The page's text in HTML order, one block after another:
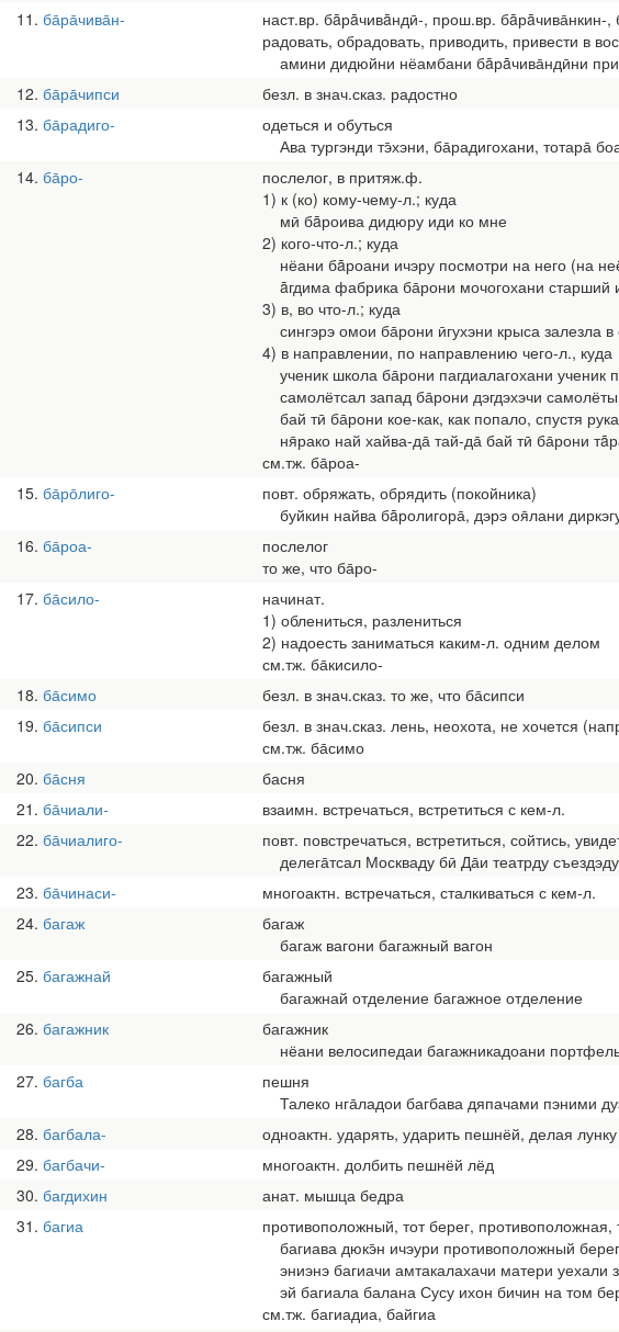
11 ба̄ра̄чива̄н-
наст.вр. бāрāчивāндӣ-, прош.вр. бāрāчива̄нкин-
радовать, обрадовать, приводить, привести в
амини дидюйни нёамбани бāрāчива̄ндӣни
12 ба̄ра̄чипси
безл. в знач.сказ. радостно
13 ба̄радиго-
одеться и обуться
Ава тургэнди тэ̄хэни, ба̄радигохани, тотара̄
14 ба̄ро-
послелог, в притяж.ф.
1) к (ко) кому-чему-л.; куда
мӣ бāроива дидюру иди ко мне
2) кого-что-л.; куда
нёани бāроани ичэру посмотри на него (на
āгдима фабрика ба̄рони мочогохани старший
3) в, во что-л.; куда
сингэрэ омои ба̄рони ӣгухэни крыса залезла
4) в направлении, по направлению чего-л., куда
ученик школа ба̄рони пагдиалагохани ученик
самолётсал запад ба̄рони дэгдэхэчи
бай тӣ ба̄рони кое-как, как попало, спустя
ня̄рако най хайва-да̄ тай-да̄ бай тӣ ба̄рони
см.тж. ба̄роа-
15 ба̄ро̄лиго-
повт. обряжать, обрядить (покойника)
буйкин найва бāролигора̄, дэрэ оя̄лани
16 ба̄роа-
послелог
то же, что ба̄ро-
17 ба̄сило-
начинат.
1) облениться, разлениться
2) надоесть заниматься каким-л. одним делом
см.тж. ба̄кисило-
18 ба̄симо
безл. в знач.сказ. то же, что ба̄сипси
19 ба̄сипси
безл. в знач.сказ. лень, неохота, не хочется
см.тж. ба̄симо
20 ба̄сня
басня
21 ба̄чиали-
взаимн. встречаться, встретиться с кем-л.
22 ба̄чиалиго-
повт. повстречаться, встретиться, сойтись,
делега̄тсал Москваду бӣ Да̄и театрду
23 ба̄чинаси-
многоактн. встречаться, сталкиваться с кем-л.
24 багаж
багаж
багаж вагони багажный вагон
25 багажнай
багажный
багажнай отделение багажное отделение
26 багажник
багажник
нёани велосипедаи багажникадоани
27 багба
пешня
Талеко нга̄ладои багбава дяпачами пэними
28 багбала-
одноактн. ударять, ударить пешнёй, делая
29 багбачи-
многоактн. долбить пешнёй лёд
30 багдихин
анат. мышца бедра
31 багиа
противоположный, тот берег,
багиава дюкэ̄н ичэури противоположный
эниэнэ багиачи амтакалахачи матери уехали
эй багиала балана Сусу ихон бичин на том
см.тж. багиадиа, байгиа